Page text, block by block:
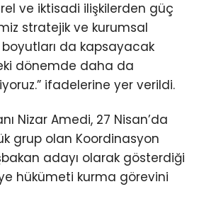
ve iktisadi ilişkilerden güç
stratejik ve kurumsal
da kapsayacak
dönemde daha da
ifadelerine yer verildi.
Nizar Amedi, 27 Nisan’da
grup olan Koordinasyon
adayı olarak gösterdiği
hükümeti kurma görevini